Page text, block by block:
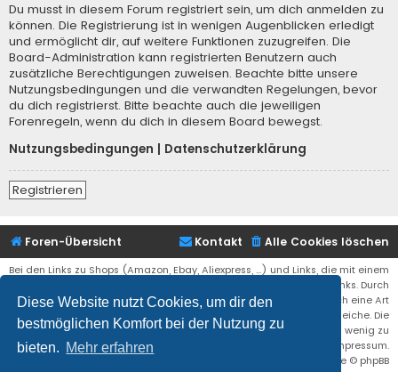
Diese Website nutzt Cookies, um dir den
bestmöglichen Komfort bei der Nutzung zu
bieten. Mehr erfahren
Du musst in diesem Forum registriert sein, um dich anmelden zu
können. Die Registrierung ist in wenigen Augenblicken erledigt
und ermöglicht dir, auf weitere Funktionen zuzugreifen. Die
Board-Administration kann registrierten Benutzern auch
zusätzliche Berechtigungen zuweisen. Beachte bitte unsere
Nutzungsbedingungen und die verwandten Regelungen, bevor
du dich registrierst. Bitte beachte auch die jeweiligen
Forenregeln, wenn du dich in diesem Board bewegst.
Nutzungsbedingungen
Datenschutzerklärung
Registrieren
Foren-Übersicht Alle Cookies löschen
Kontakt
Bei den Links zu Shops (Amazon, Ebay, Aliexpress, ...) und Links, die mit einem
Stern (*) markiert sind, kann es sich um sogenannte Affiliate Links. Durch
den Kauf eines Produktes über einen Affiliate Link erhälte ich eine Art
Umsatzbeteiligung gutgeschrieben. Für euch bleibt der Preis der gleiche. Die
Einnahmen helfen die Hostgebühren für diese Webseite ein wenig zu
reduzieren. Siehe auch das Impressum.
® Forum Software © phpBB